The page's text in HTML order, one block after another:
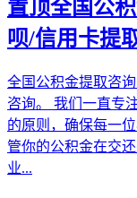
置顶全国公
呗/信用卡提
全国公积金提取咨
咨询。 我们一直专
的原则，确保每一
管你的公积金在交
业...